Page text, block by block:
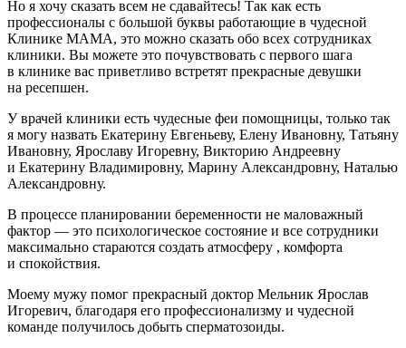
Но я хочу сказать всем не сдавайтесь! Так как есть
профессионалы с большой буквы работающие в чудесной
Клинике МАМА, это можно сказать обо всех сотрудниках
клиники. Вы можете это почувствовать с первого шага
в клинике вас приветливо встретят прекрасные девушки
на ресепшен.
У врачей клиники есть чудесные феи помощницы, только так
я могу назвать Екатерину Евгеньеву, Елену Ивановну, Татьяну
Ивановну, Ярославу Игоревну, Викторию Андреевну
и Екатерину Владимировну, Марину Александровну, Наталью
Александровну.
В процессе планировании беременности не маловажный
фактор — это психологическое состояние и все сотрудники
максимально стараются создать атмосферу , комфорта
и спокойствия.
Моему мужу помог прекрасный доктор Мельник Ярослав
Игоревич, благодаря его профессионализму и чудесной
команде получилось добыть сперматозоиды.